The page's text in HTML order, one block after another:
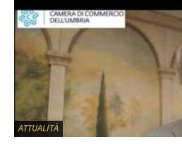
ATTUALITÀ